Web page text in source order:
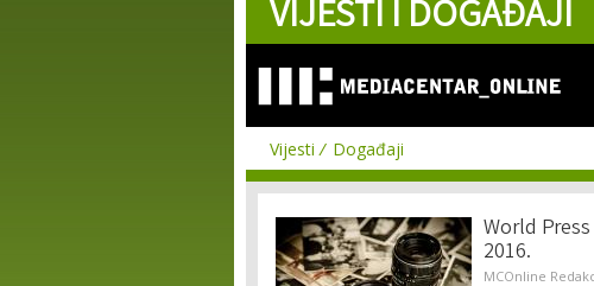
VIJESTI I DOGAĐAJI
Vijesti Događaji
World
2016.
MCOnline